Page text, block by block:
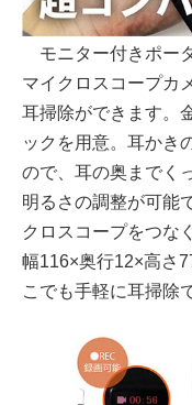
モニター付きポー
マイクロスコープカ
耳掃除ができます。
ックを用意。耳かき
ので、耳の奥までく
明るさの調整が可能
クロスコープをつな
幅116×奥行12×高さ
こでも手軽に耳掃除